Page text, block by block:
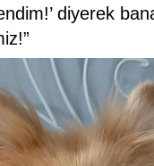
diyerek